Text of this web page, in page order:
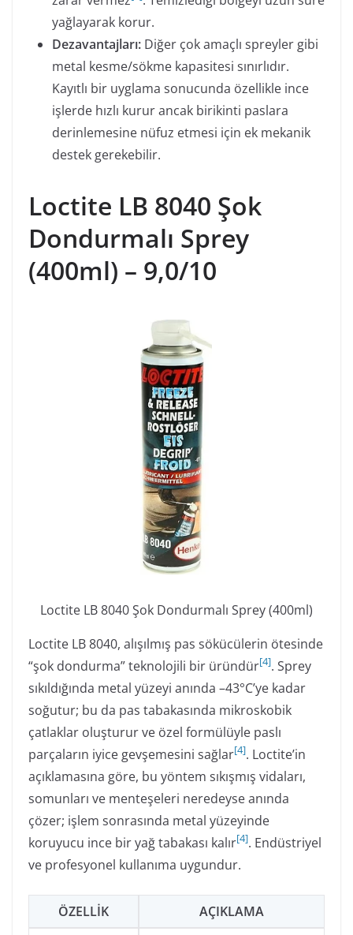
yağlayarak korur.
Dezavantajları: Diğer çok amaçlı spreyler gibi
metal kesme/sökme kapasitesi sınırlıdır.
Kayıtlı bir uyglama sonucunda özellikle ince
işlerde hızlı kurur ancak birikinti paslara
derinlemesine nüfuz etmesi için ek mekanik
destek gerekebilir.
Loctite LB 8040 Şok
Dondurmalı Sprey
(400ml) – 9,0/10
Loctite LB 8040 Şok Dondurmalı Sprey (400ml)
Loctite LB 8040, alışılmış pas sökücülerin ötesinde
“şok dondurma” teknolojili bir üründür[4]. Sprey
sıkıldığında metal yüzeyi anında –43°C’ye kadar
soğutur; bu da pas tabakasında mikroskobik
çatlaklar oluşturur ve özel formülüyle paslı
parçaların iyice gevşemesini sağlar[4]. Loctite’in
açıklamasına göre, bu yöntem sıkışmış vidaları,
somunları ve menteşeleri neredeyse anında
çözer; işlem sonrasında metal yüzeyinde
koruyucu ince bir yağ tabakası kalır[4]. Endüstriyel
ve profesyonel kullanıma uygundur.
ÖZELLIK
AÇIKLAMA